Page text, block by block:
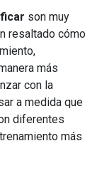
son muy
resaltado cómo
más
con la
a medida que
diferentes
más